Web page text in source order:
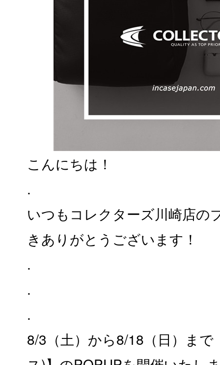
こんにちは！
.
いつもコレクターズ川崎店の
きありがとうございます！
.
.
.
8/3（土）から8/18（日） まで